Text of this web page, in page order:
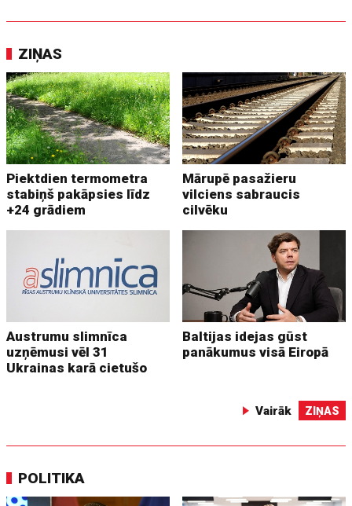
ZIŅAS
Piektdien termometra
stabiņš pakāpsies līdz
+24 grādiem
Mārupē pasažieru
vilciens sabraucis
cilvēku
Austrumu slimnīca
uzņēmusi vēl 31
Ukrainas karā cietušo
Baltijas idejas gūst
panākumus visā Eiropā
Vairāk ZIŅAS
POLITIKA